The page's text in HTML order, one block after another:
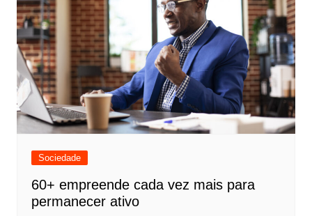
Sociedade
60+ empreende cada vez mais para
permanecer ativo